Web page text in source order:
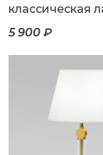
классическая
5 900 ₽